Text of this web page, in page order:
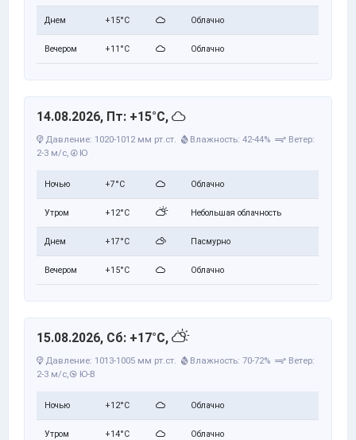
Днем +15°C Облачно
Вечером +11°C Облачно
14.08.2026, Пт: +15°C,
Давление: 1020-1012 мм рт.ст. Влажность: 42-44%
Ветер:
2-3 м/с, Ю
Ночью +7°C Облачно
Утром +12°C Небольшая облачность
Днем +17°C Пасмурно
Вечером +15°C Облачно
15.08.2026, Сб: +17°C,
Давление: 1013-1005 мм рт.ст. Влажность: 70-72%
Ветер:
2-3 м/с,
Ю-В
Ночью +12°C Облачно
Утром +14°C Облачно